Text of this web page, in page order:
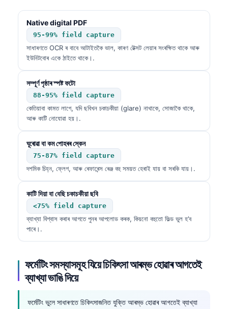
Native digital PDF
95-99% field capture
সাধাৰণতে OCR ৰ বাবে আটাইতকৈ ভাল, কাৰণ টেক্সট লেয়াৰ সংৰক্ষিত থাকে আৰু
ইউনিটবোৰ একে ঠাইতে থাকে।.
সম্পূৰ্ণ পৃষ্ঠাৰ স্পষ্ট ফটো
88-95% field capture
কেতিয়াবা কামত লাগে, যদি ছবিখন চকাচকীয়া (glare) নাথাকে, সোজাকৈ থাকে,
আৰু কাটি নোযোৱা হয়।.
ঘূৰোৱা বা কম পোহৰৰ স্কেন
75-87% field capture
দশমিক চিহ্ন, ফ্লেগ, আৰু ৰেফাৰেন্স ৰেঞ্জ বহু সময়ত হেৰাই যায় বা সৰকি যায়।.
কাটি দিয়া বা বেছি চকাচকীয়া ছবি
<75% field capture
ব্যাখ্যা বিশ্বাস কৰাৰ আগতে পুনৰ আপলোড কৰক, কিয়নো বহুতো ফিল্ড ভুল হ’ব
পাৰে।.
ফৰ্মেটিং সমস্যাসমূহ যিয়ে চিকিৎসা আৰম্ভ হোৱাৰ আগতেই
ব্যাখ্যা ভাঙি দিয়ে
ফৰ্মেটিং ভুলে সাধাৰণতে চিকিৎসাজনিত যুক্তি আৰম্ভ হোৱাৰ আগতেই ব্যাখ্যা